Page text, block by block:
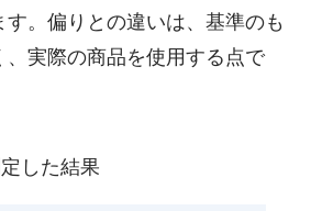
。偏りとの違いは、基準のも
実際の商品を使用する点で
した結果